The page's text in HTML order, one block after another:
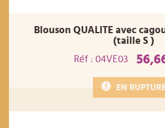
Blouson QUALITE avec
(taille S )
Réf : 04VE03
EN